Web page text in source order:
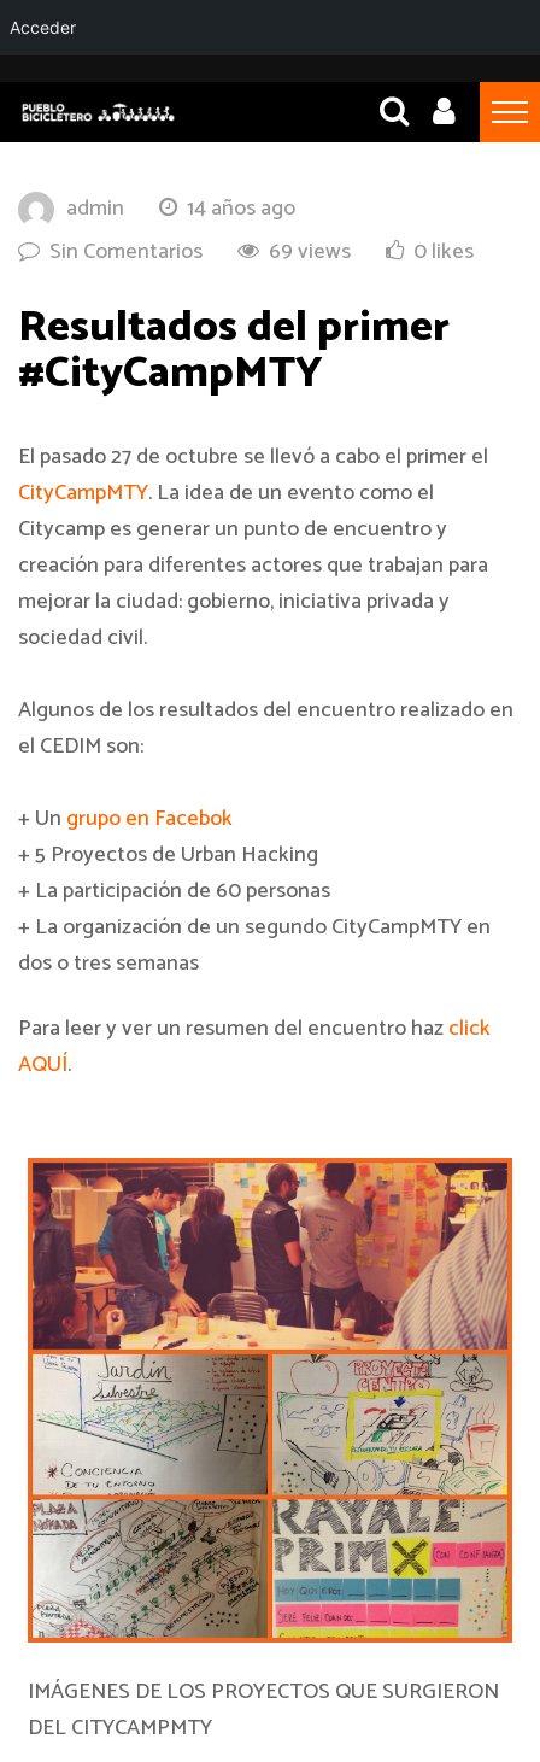
admin
14 años ago
Sin Comentarios
69 views 0 likes
Resultados del primer
#CityCampMTY
El pasado 27 de octubre se llevó a cabo el primer el
CityCampMTY. La idea de un evento como el
Citycamp es generar un punto de encuentro y
creación para diferentes actores que trabajan para
mejorar la ciudad: gobierno, iniciativa privada y
sociedad civil.
Algunos de los resultados del encuentro realizado en
el CEDIM son:
+ Un grupo en Facebok
+ 5 Proyectos de Urban Hacking
+ La participación de 60 personas
+ La organización de un segundo CityCampMTY en
dos o tres semanas
Para leer y ver un resumen del encuentro hazclick
AQUÍ.
IMÁGENES DE LOS PROYECTOS QUE SURGIERON
DEL CITYCAMPMTY
Acceder